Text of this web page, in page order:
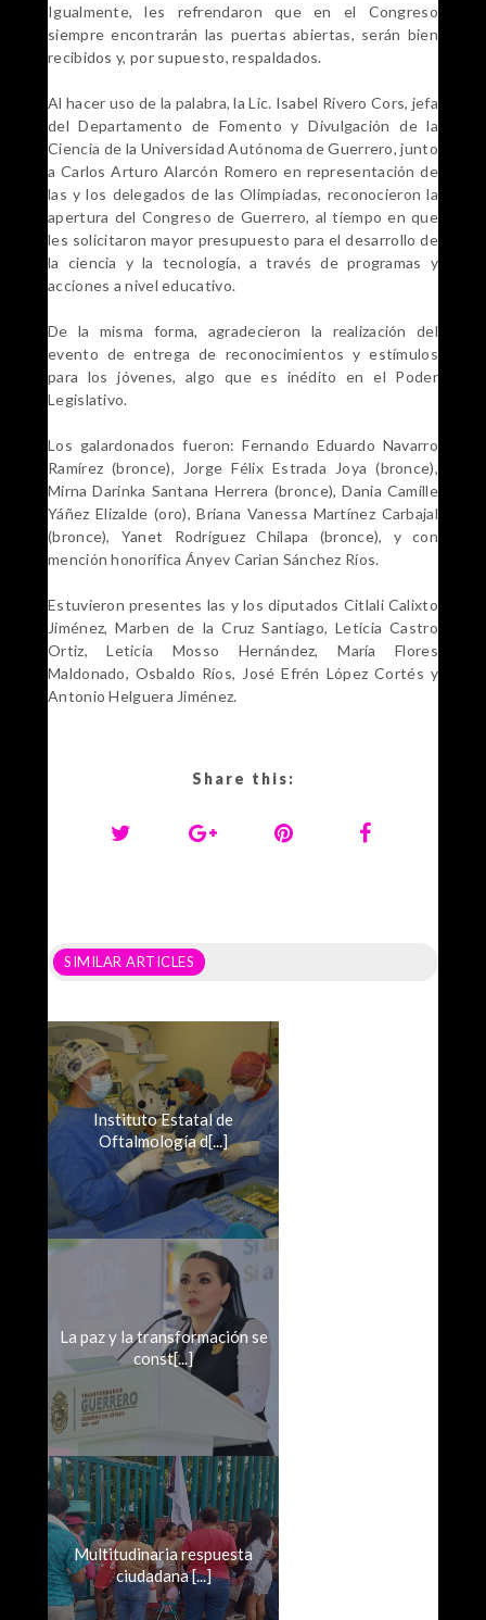
Igualmente, les refrendaron que en el Congreso
siempre encontrarán las puertas abiertas, serán bien
recibidos y, por supuesto, respaldados.
Al hacer uso de la palabra, la Lic. Isabel Rivero Cors, jefa
del Departamento de Fomento y Divulgación de la
Ciencia de la Universidad Autónoma de Guerrero, junto
a Carlos Arturo Alarcón Romero en representación de
las y los delegados de las Olimpiadas, reconocieron la
apertura del Congreso de Guerrero, al tiempo en que
les solicitaron mayor presupuesto para el desarrollo de
la ciencia y la tecnología, a través de programas y
acciones a nivel educativo.
De la misma forma, agradecieron la realización del
evento de entrega de reconocimientos y estímulos
para los jóvenes, algo que es inédito en el Poder
Legislativo.
Los galardonados fueron: Fernando Eduardo Navarro
Ramírez (bronce), Jorge Félix Estrada Joya (bronce),
Mirna Darinka Santana Herrera (bronce), Dania Camille
Yáñez Elizalde (oro), Briana Vanessa Martínez Carbajal
(bronce), Yanet Rodríguez Chilapa (bronce), y con
mención honorífica Ányev Carian Sánchez Ríos.
Estuvieron presentes las y los diputados Citlali Calixto
Jiménez, Marben de la Cruz Santiago, Leticia Castro
Ortiz, Leticia Mosso Hernández, María Flores
Maldonado, Osbaldo Ríos, José Efrén López Cortés y
Antonio Helguera Jiménez.
Share this:
SIMILAR ARTICLES
Instituto Estatal de
Oftalmología d[...]
La paz y la transformación se
const[...]
Multitudinaria respuesta
ciudadana [...]